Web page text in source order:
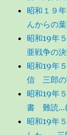
昭和１９
んからの
昭和19年
亜戦争の
昭和19年
信 三郎の
昭和19年
書 難読
昭和19年